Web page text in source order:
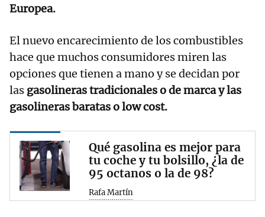
Europea.
El nuevo encarecimiento de los combustibles
hace que muchos consumidores miren las
opciones que tienen a mano y se decidan por
las gasolineras tradicionales o de marca y las
gasolineras baratas o low cost.
Qué gasolina es mejor para
tu coche y tu bolsillo, ¿la de
95 octanos o la de 98?
Rafa Martín